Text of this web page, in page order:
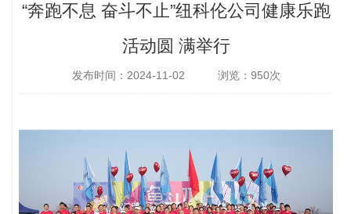
“奔跑不息 奋斗不止”纽科伦公司健康乐跑
活动圆 满举行
发布时间：2024-11-02 浏览：950次